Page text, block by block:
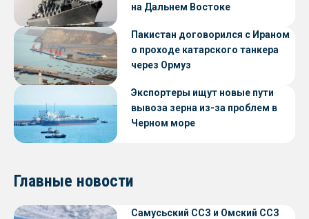
на Дальнем Востоке
Пакистан договорился с Ираном
о проходе катарского танкера
через Ормуз
Экспортеры ищут новые пути
вывоза зерна из-за проблем в
Черном море
Главные новости
Самусьский ССЗ и Омский ССЗ